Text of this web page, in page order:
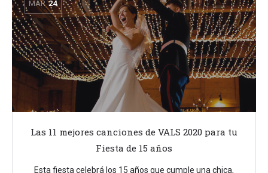
MAR 24
Las 11 mejores canciones de VALS 2020 para tu
Fiesta de 15 años
Esta fiesta celebrá los 15 años que cumple una chica,